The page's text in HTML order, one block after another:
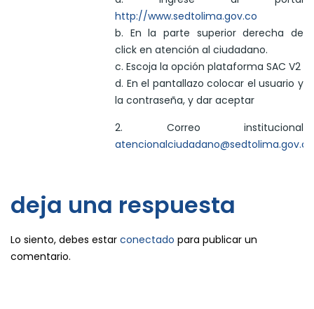
http://www.sedtolima.gov.co
b. En la parte superior derecha de
click en atención al ciudadano.
c. Escoja la opción plataforma SAC V2
d. En el pantallazo colocar el usuario y
la contraseña, y dar aceptar
2. Correo institucional
atencionalciudadano@sedtolima.gov.co
deja una respuesta
Lo siento, debes estar conectado para publicar un
comentario.